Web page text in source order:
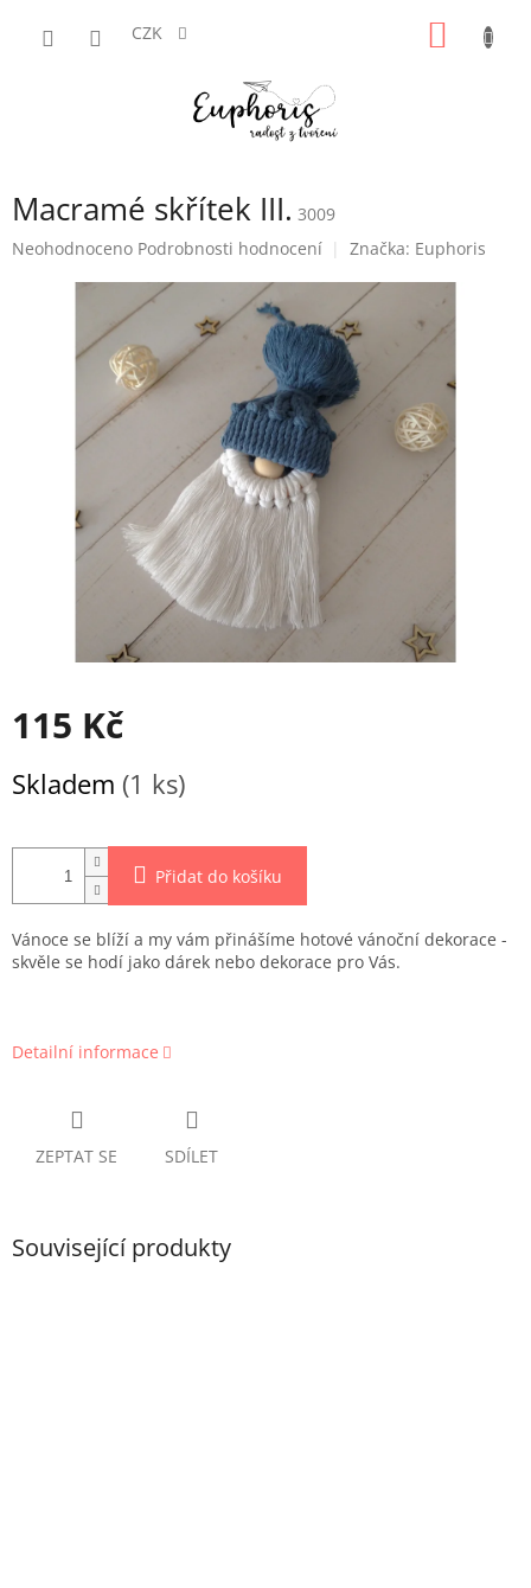
CZK
Macramé skřítek III. 3009
Průměrné
Neohodnoceno Podrobnosti hodnocení Značka: Euphoris
115 Kč
cena:
Skladem (1 ks)
Přidat do košíku
Vánoce se blíží a my vám přinášíme hotové vánoční dekorace -
skvěle se hodí jako dárek nebo dekorace pro Vás.
Detailní informace
ZEPTAT SE SDÍLET
Související produkty